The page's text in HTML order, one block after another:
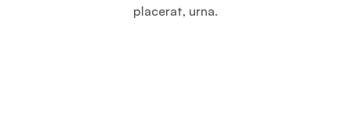
placerat, urna.